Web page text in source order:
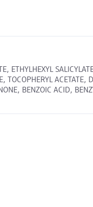
ETHYLHEXYL
TOCOPHERYL
BENZOIC